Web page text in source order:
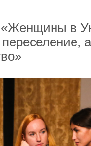
«Женщины в